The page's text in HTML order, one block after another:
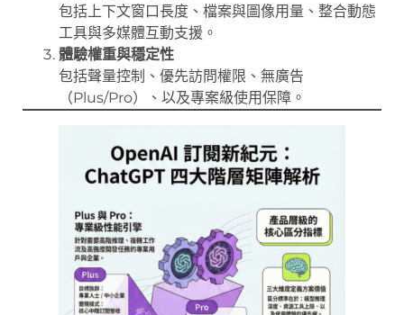
包括上下文窗口長度、檔案與圖像用量、整合動態
工具與多媒體互動支援。
體驗權重與穩定性
包括聲量控制、優先訪問權限、無廣告
（Plus/Pro）、以及專案級使用保障。